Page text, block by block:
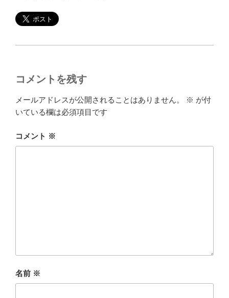
コメントを残す
メールアドレスが公開されることはありません。 ※ が付
いている欄は必須項目です
コメント ※
名前 ※